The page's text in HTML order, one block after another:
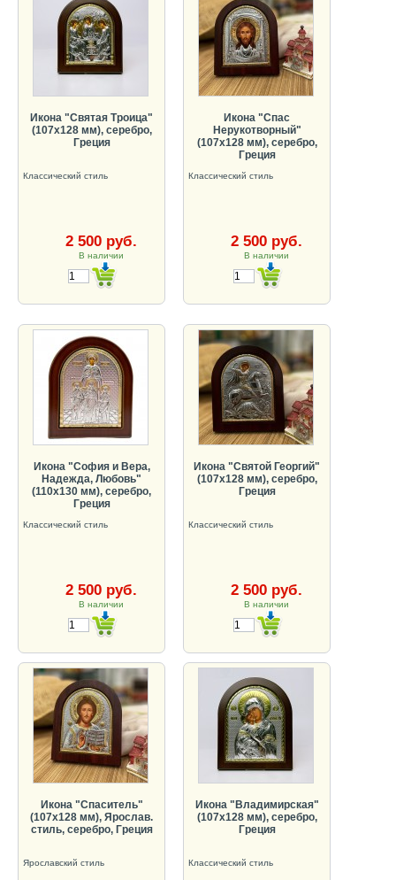
Икона "Святая Троица"
(107х128 мм), серебро,
Греция
Классический стиль
2 500 руб.
В наличии
Икона "Спас
Нерукотворный"
(107х128 мм), серебро,
Греция
Классический стиль
2 500 руб.
В наличии
Икона "София и Вера,
Надежда, Любовь"
(110х130 мм), серебро,
Греция
Классический стиль
2 500 руб.
В наличии
Икона "Святой Георгий"
(107х128 мм), серебро,
Греция
Классический стиль
2 500 руб.
В наличии
Икона "Спаситель"
(107х128 мм), Ярослав.
стиль, серебро, Греция
Ярославский стиль
Икона "Владимирская"
(107х128 мм), серебро,
Греция
Классический стиль